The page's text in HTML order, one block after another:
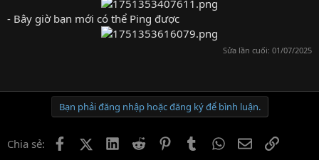
- Bây giờ bạn mới có thể Ping được
Sửa lần cuối: 01/07/2025
Bạn phải đăng nhập hoặc đăng ký để bình luận.
Chia sẻ: FacebookX (Twitter)
LinkedIn
Reddit PinterestTumblrWhatsApp
EmailLink